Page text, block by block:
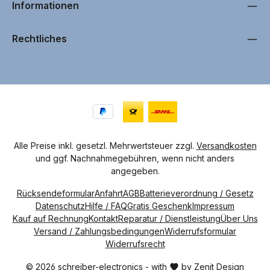
a
i
e
g
4
a
g
Informationen
Rechtliches
Alle Preise inkl. gesetzl. Mehrwertsteuer zzgl. Versandkosten
und ggf. Nachnahmegebühren, wenn nicht anders
angegeben.
© 2026 schreiber-electronics - with by Zenit Design
RücksendeformularAnfahrtAGBBatterieverordnung / Gesetz
DatenschutzHilfe / FAQGratis GeschenkImpressum
Kauf auf RechnungKontaktReparatur / DienstleistungÜber Uns
Versand / ZahlungsbedingungenWiderrufsformular
Widerrufsrecht